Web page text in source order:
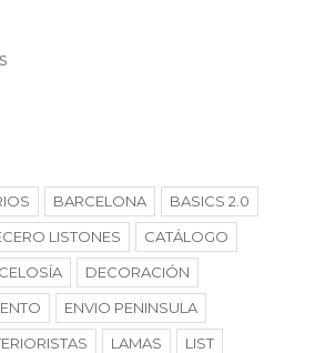
BARCELONA
BASICS 2.0
LISTONES
CATÁLOGO
CELOSÍA
DECORACIÓN
ENVIO PENINSULA
LAMAS
LIST